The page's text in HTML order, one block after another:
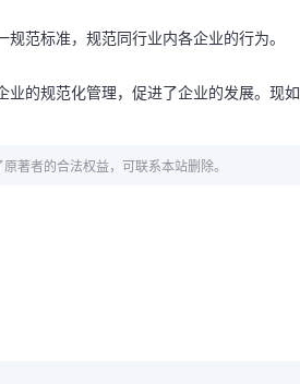
范标准，规范同行业内各企业的行为。
业的规范化管理，促进了企业的发展。现如
著者的合法权益，可联系本站删除。